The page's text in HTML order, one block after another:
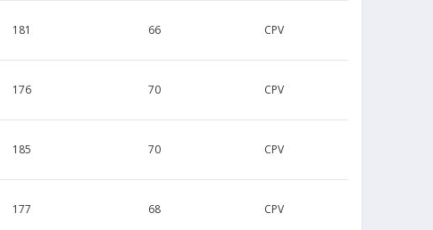
181 66 CPV
176 70 CPV
185 70 CPV
177 68 CPV